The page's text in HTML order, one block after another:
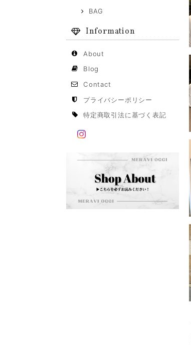
BAG
Information
About
Blog
Contact
プライバシーポリシー
特定商取引法に基づく表記